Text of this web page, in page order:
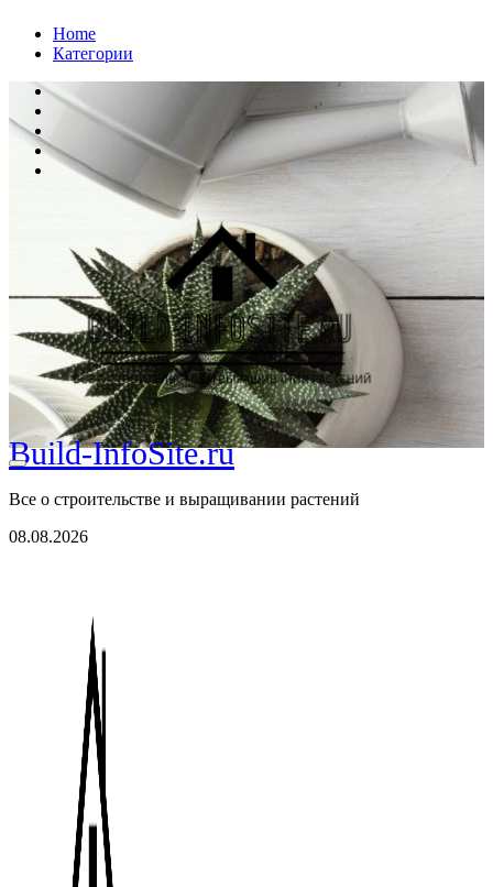
ПерейтиHome
Категории
Build-InfoSite.ru
Все о строительстве и выращивании растений
08.08.2026